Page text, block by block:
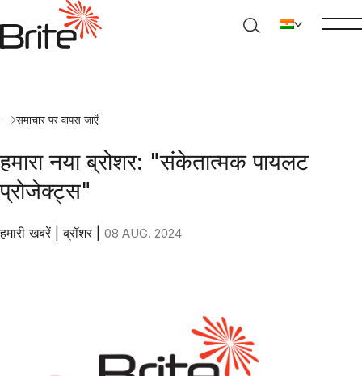
समाचार पर वापस जाएँ
हमारा नया ब्रोशर: "संकेतात्मक पायलट
प्रोजेक्ट्स"
हमारी खबरें |ब्रॉशर 08 AUG. 2024